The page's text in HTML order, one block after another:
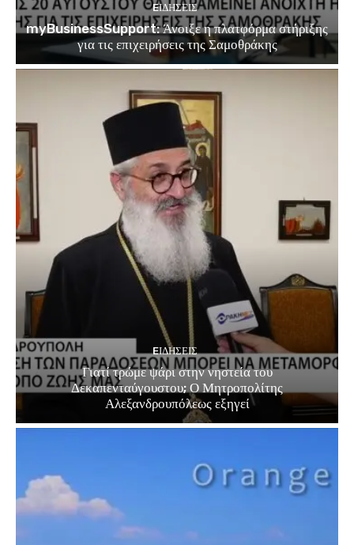
EΙΔΗΣΕΙΣ
myBusinessSupport: Άνοιξε η πλατφόρμα στήριξης
για τις επιχειρήσεις της Σαμοθράκης
EΙΔΗΣΕΙΣ
Γιατί τρώμε ψάρι στην νηστεία του
Δεκαπενταύγουστου; Ο Μητροπολίτης
Αλεξανδρουπόλεως εξηγεί